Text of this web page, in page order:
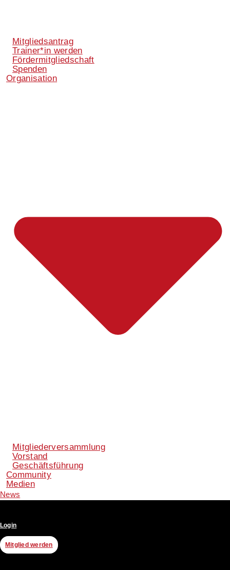
Mitgliedsantrag
Trainer*in werden
Fördermitgliedschaft
Spenden
Organisation
Mitgliederversammlung
Vorstand
Geschäftsführung
Community
Medien
News
Login
Mitglied werden